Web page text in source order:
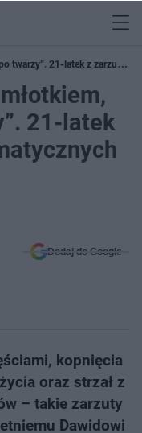
twarzy”. 21-latek z zarzutami
21-latek
Dodaj do Google
kopnięcia
oraz strzał z
– takie zarzuty
Dawidowi